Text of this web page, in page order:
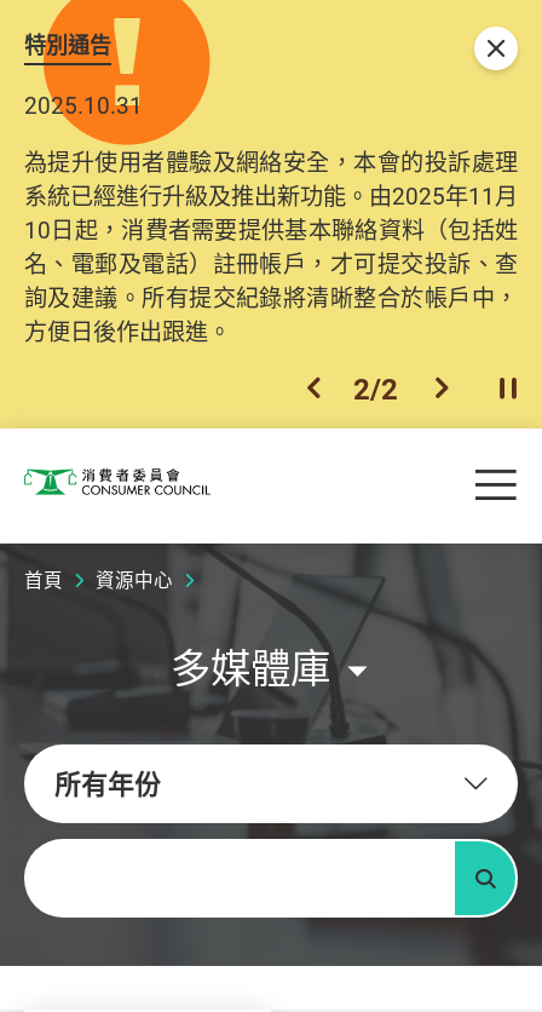
特別通告
2025.10.31
為提升使用者體驗及網絡安全，本會的投訴處理
系統已經進行升級及推出新功能。由2025年11月
10日起，消費者需要提供基本聯絡資料（包括姓
名、電郵及電話）註冊帳戶，才可提交投訴、查
詢及建議。所有提交紀錄將清晰整合於帳戶中，
方便日後作出跟進。
上一個
2/2 下一個開
關閉
消費者委員會 目
首頁 資源中心
多媒體庫
所有年份
關鍵字
搜尋